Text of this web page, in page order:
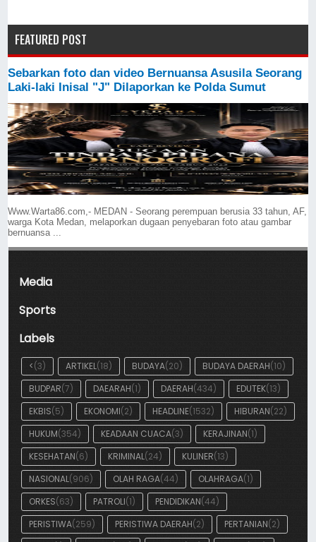
FEATURED POST
Sebarkan foto dan video Bernuansa Asusila Seorang
Laki-laki Inisal "J" Dilaporkan ke Polda Sumut
Www.Warta86.com,- MEDAN - Seorang perempuan berusia 33 tahun, AF,
warga Kota Medan, melaporkan dugaan penyebaran foto atau gambar
bernuansa ...
Media
Sports
Labels
<(3) ARTIKEL(18) BUDAYA(20) BUDAYA DAERAH(10)
BUDPAR(7) DAEARAH(1) DAERAH(434) EDUTEK(13)
EKBIS(5) EKONOMI(2) HEADLINE(1532) HIBURAN(22)
HUKUM(354) KEADAAN CUACA(3) KERAJINAN(1)
KESEHATAN(6) KRIMINAL(24) KULINER(13)
NASIONAL(906) OLAH RAGA(44) OLAHRAGA(1)
ORKES(63) PATROLI(1) PENDIDIKAN(44)
PERISTIWA(259) PERISTIWA DAERAH(2) PERTANIAN(2)